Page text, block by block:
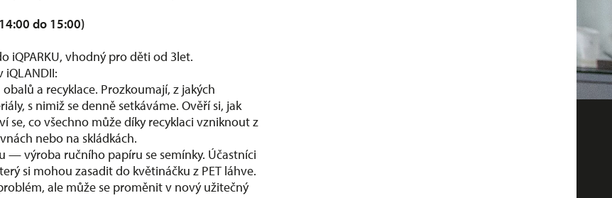
do 15:00)
iQPARKU, vhodný pro děti od 3let.
a recyklace. Prozkoumají, z jakých
s nimiž se denně setkáváme. Ověří si, jak
co všechno může díky recyklaci vzniknout z
nebo na skládkách.
— výroba ručního papíru se semínky. Účastníci
si mohou zasadit do květináčku z PET láhve.
ale může se proměnit v nový užitečný